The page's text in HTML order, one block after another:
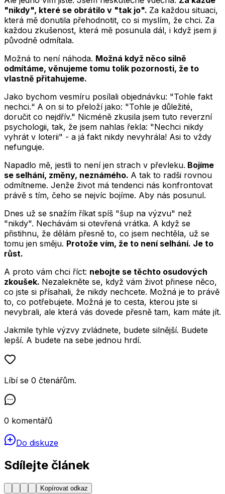
"nikdy", které se obrátilo v "tak jo". Za každou situaci,
která mě donutila přehodnotit, co si myslím, že chci. Za
každou zkušenost, která mě posunula dál, i když jsem ji
původně odmítala.
Možná to není náhoda. Možná když něco silně
odmítáme, věnujeme tomu tolik pozornosti, že to
vlastně přitahujeme.
Jako bychom vesmíru posílali objednávku: "Tohle fakt
nechci.“ A on si to přeloží jako: "Tohle je důležité,
doručit co nejdřív." Nicméně zkusila jsem tuto reverzní
psychologii, tak, že jsem nahlas řekla: "Nechci nikdy
vyhrát v loterii" - a já fakt nikdy nevyhrála! Asi to vždy
nefunguje.
Napadlo mě, jestli to není jen strach v převleku. Bojíme
se selhání, změny, neznámého. A tak to radši rovnou
odmítneme. Jenže život má tendenci nás konfrontovat
právě s tím, čeho se nejvíc bojíme. Aby nás posunul.
Dnes už se snažím říkat spíš "šup na výzvu" než
"nikdy". Nechávám si otevřená vrátka. A když se
přistihnu, že dělám přesně to, co jsem nechtěla, už se
tomu jen směju. Protože vím, že to není selhání. Je to
růst.
A proto vám chci říct: nebojte se těchto osudových
zkoušek. Nezalekněte se, když vám život přinese něco,
co jste si přísahali, že nikdy nechcete. Možná je to právě
to, co potřebujete. Možná je to cesta, kterou jste si
nevybrali, ale která vás dovede přesně tam, kam máte jít.
Jakmile tyhle výzvy zvládnete, budete silnější. Budete
lepší. A budete na sebe jednou hrdí.
Líbí se 0 čtenářům.
0 komentářů
Do diskuze
Sdílejte článek
Kopírovat odkaz